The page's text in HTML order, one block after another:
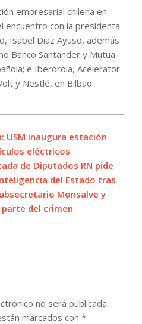
empresarial chilena en
encuentro con la presidenta
Isabel Díaz Ayuso, además
Banco Santander y Mutua
e Iberdrola, Acelerator
y Nestlé, en Bilbao.
USM inaugura estación
eléctricos
de Diputados RN pide
del Estado tras
Monsalve y
del crimen
no será publicada.
marcados con *